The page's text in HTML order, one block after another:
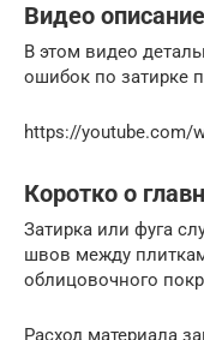
Видео описание
В этом видео
ошибок по затирке
https://youtube.com/
Коротко о
Затирка или фуга
швов между
облицовочного
Расход материала